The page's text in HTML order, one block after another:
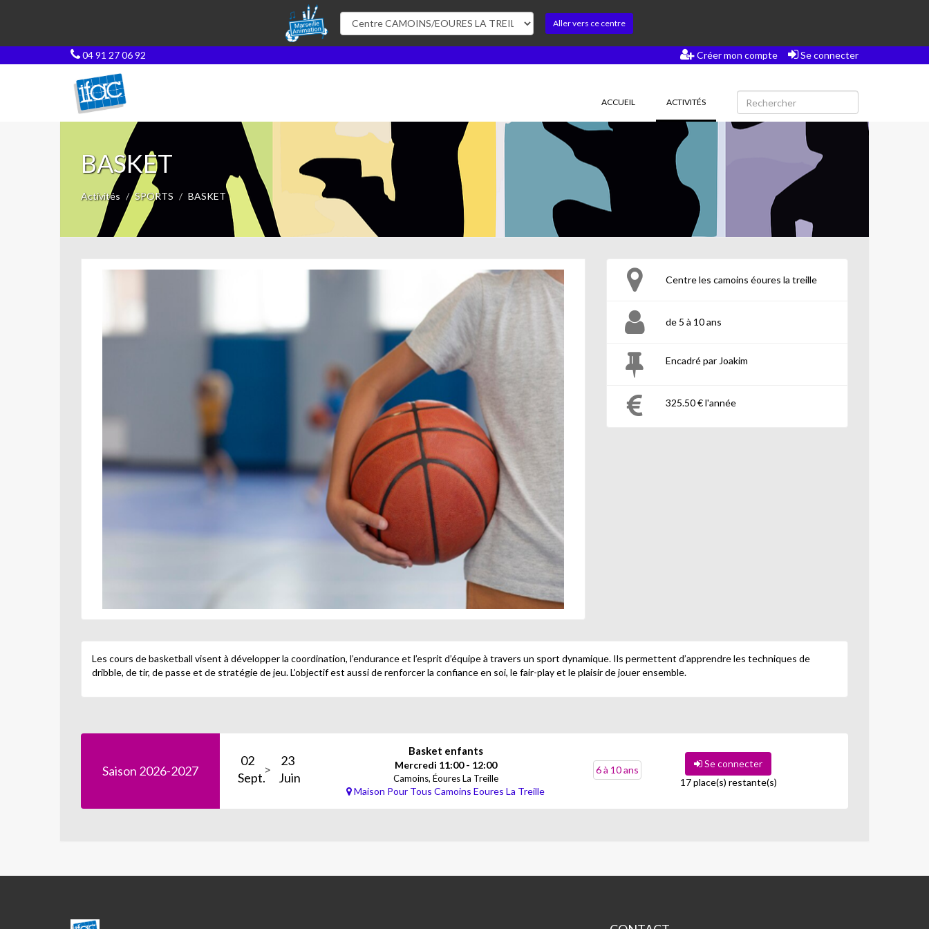
Aller vers ce centre
04 91 27 06 92 Créer mon compte Se connecter
ACCUEIL ACTIVITÉS(CURRENT)
BASKET
Activités SPORTS BASKET
Centre les camoins éoures la treille
de 5 à 10 ans
Encadré par Joakim
325.50 € l'année
Les cours de basketball visent à développer la coordination, l’endurance et l’esprit d’équipe à travers un sport dynamique. Ils permettent d’apprendre les techniques de
dribble, de tir, de passe et de stratégie de jeu. L’objectif est aussi de renforcer la confiance en soi, le fair-play et le plaisir de jouer ensemble.
Saison 2026-2027
02
Sept.
23
Juin
Basket enfants
Mercredi 11:00 - 12:00
Camoins, Éoures La Treille
Maison Pour Tous Camoins Eoures La Treille
6 à 10 ans
Se connecter
17 place(s) restante(s)
CENTRE